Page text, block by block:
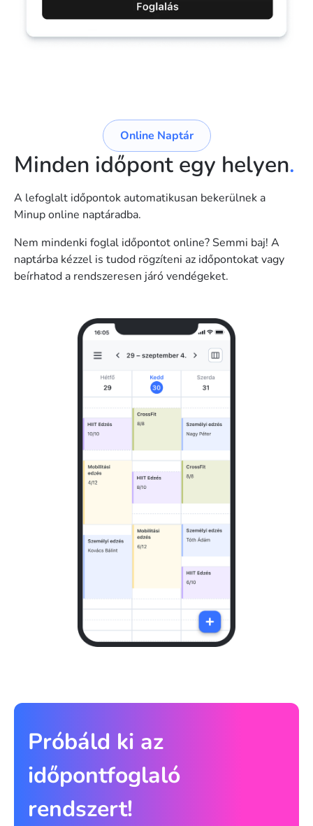
Online Naptár
Minden időpont egy helyen.
A lefoglalt időpontok automatikusan bekerülnek a
Minup online naptáradba.
Nem mindenki foglal időpontot online? Semmi baj! A
naptárba kézzel is tudod rögzíteni az időpontokat vagy
beírhatod a rendszeresen járó vendégeket.
Próbáld ki az
időpontfoglaló
rendszert!